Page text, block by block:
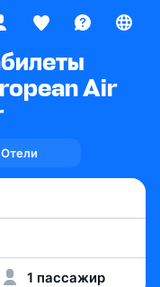
Air
Отели
1 пассажир